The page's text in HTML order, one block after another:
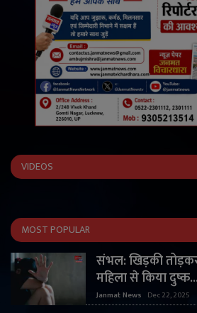
VIDEOS
MOST POPULAR
संभल: खिड़की
महिला से किया दुष्क...
Janmat News Dec 22, 2025